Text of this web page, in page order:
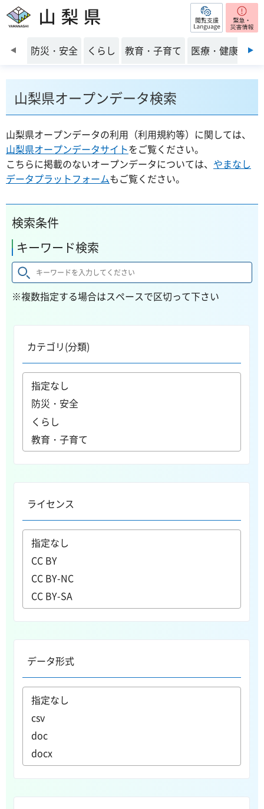
山梨県 閲覧支援
前のスライドを表示
防災・安全 くらし 教育・子育て 医療・健康・福
山梨県オープンデータ検索
山梨県オープンデータの利用（利用規約等）に関しては、
山梨県オープンデータサイトをご覧ください。
こちらに掲載のないオープンデータについては、 やまなし
データプラットフォームもご覧ください。
検索条件
キーワード検索
※複数指定する場合はスペースで区切って下さい
カテゴリ(分類)
ライセンス
データ形式